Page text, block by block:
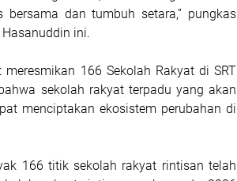
bersama dan tumbuh setara,” pungkas
ini.
166 Sekolah Rakyat di SRT
sekolah rakyat terpadu yang akan
menciptakan ekosistem perubahan di
166 titik sekolah rakyat rintisan telah